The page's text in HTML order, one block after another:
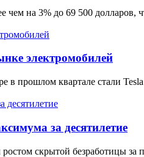
чем на 3% до 69 500 долларов,
электромобилей
прошлом квартале стали
за десятилетие
скрытой безработицы за